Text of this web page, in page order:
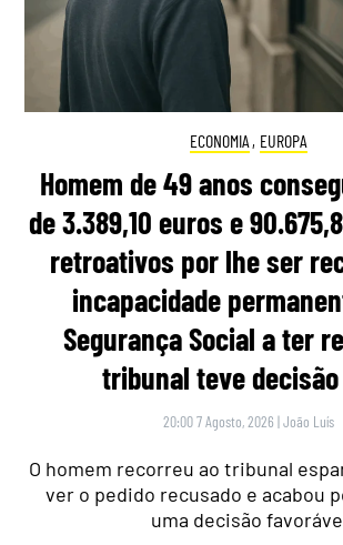
ECONOMIA , EUROPA
Homem de 49 anos
de 3.389,10 euros e
retroativos por lhe ser
incapacidade
Segurança Social a ter
tribunal teve
20:00 7 Agosto, 2026 |João Luís
O homem recorreu ao tribunal
ver o pedido recusado e acabou
uma decisão